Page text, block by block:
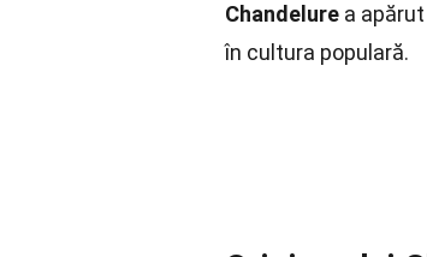
Chandelure a
în cultura populară.